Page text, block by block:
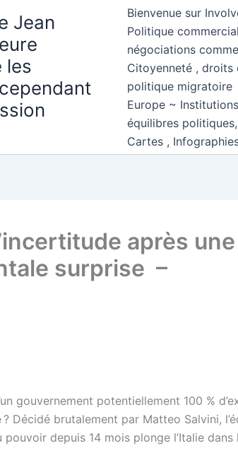
Jean
les
Bienvenue sur
Politique
négociations
Citoyenneté ,
politique migratoire
Europe ~
équilibres
Cartes ,
après
surprise –
gouvernement potentiellement 100 %
Décidé brutalement par Matteo Salvini,
depuis 14 mois plonge l’Italie dans